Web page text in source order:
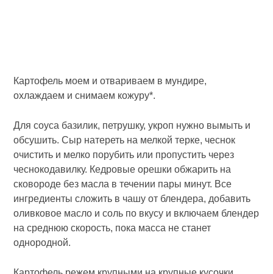
Картофель моем и отвариваем в мундире,
охлаждаем и снимаем кожуру*.
Для соуса базилик, петрушку, укроп нужно вымыть и
обсушить. Сыр натереть на мелкой терке, чеснок
очистить и мелко порубить или пропустить через
чеснокодавилку. Кедровые орешки обжарить на
сковороде без масла в течении пары минут. Все
ингредиенты сложить в чашу от блендера, добавить
оливковое масло и соль по вкусу и включаем блендер
на среднюю скорость, пока масса не станет
однородной.